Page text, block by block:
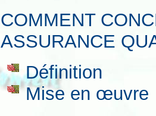
COMMENT
ASSURANCE
Définition
Mise en œuvre